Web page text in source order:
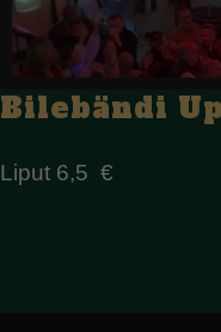
Bilebändi
Liput 6,5 €